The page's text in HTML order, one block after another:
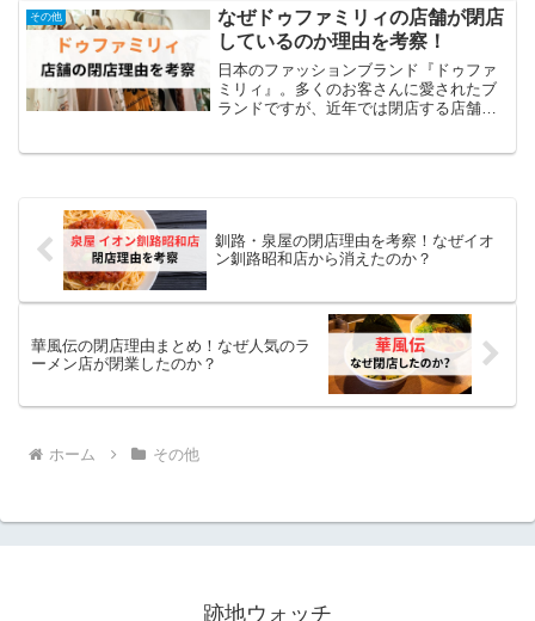
ランドが終了したの？」 「各店舗の売り
上げが低迷していたの...
その他
なぜドゥファミリィの店舗が閉店
しているのか理由を考察！
日本のファッションブランド『ドゥファ
ミリィ』。多くのお客さんに愛されたブ
ランドですが、近年では閉店する店舗が
釧路・泉屋の閉店理由を考察！なぜイオ
ン釧路昭和店から消えたのか？
華風伝の閉店理由まとめ！なぜ人気のラ
ーメン店が閉業したのか？
ホーム その他
跡地ウォッチ